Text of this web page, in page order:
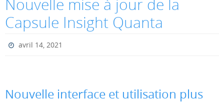
Nouvelle mise à jour de la
Capsule Insight Quanta
avril 14, 2021
Nouvelle interface et utilisation plus